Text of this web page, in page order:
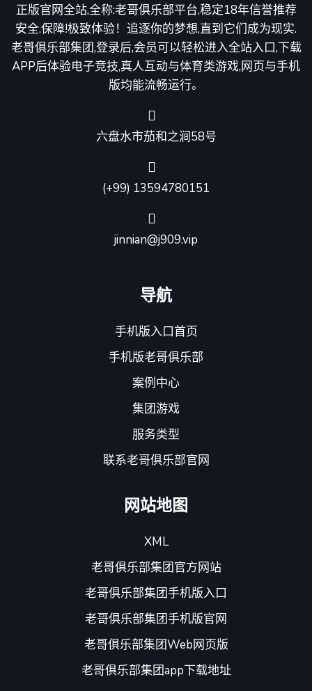
正版官网全站,全称:老哥俱乐部平台,稳定18年信誉推荐
安全.保障!极致体验！追逐你的梦想,直到它们成为现实.
老哥俱乐部集团,登录后,会员可以轻松进入全站入口,下载
APP后体验电子竞技,真人互动与体育类游戏,网页与手机
版均能流畅运行。
六盘水市茄和之涧58号
(+99) 13594780151
jinnian@j909.vip
导航
手机版入口首页
手机版老哥俱乐部
案例中心
集团游戏
服务类型
联系老哥俱乐部官网
网站地图
XML
老哥俱乐部集团官方网站
老哥俱乐部集团手机版入口
老哥俱乐部集团手机版官网
老哥俱乐部集团Web网页版
老哥俱乐部集团app下载地址